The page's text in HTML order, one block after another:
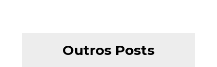
Outros Posts